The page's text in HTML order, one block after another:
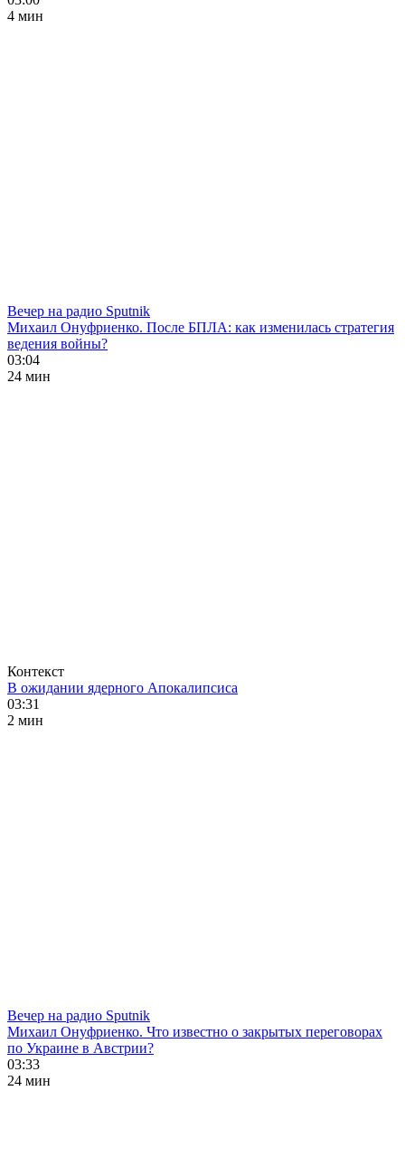
4 мин
Вечер на радио Sputnik
Михаил Онуфриенко. После БПЛА: как изменилась стратегия
ведения войны?
03:04
24 мин
Контекст
В ожидании ядерного Апокалипсиса
03:31
2 мин
Вечер на радио Sputnik
Михаил Онуфриенко. Что известно о закрытых переговорах
по Украине в Австрии?
03:33
24 мин